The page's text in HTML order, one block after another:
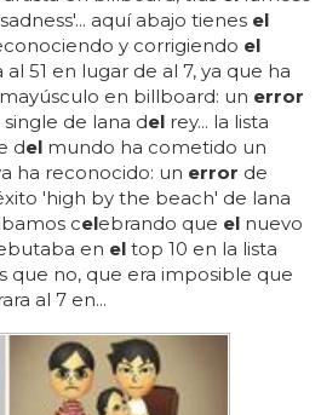
aquí abajo tienes el
y corrigiendo el
al 51 en lugar de al 7, ya que ha
en billboard: un error
de lana del rey... la lista
del mundo ha cometido un
ha reconocido: un error de
'high by the beach' de lana
celebrando que el nuevo
en el top 10 en la lista
que no, que era imposible que
al 7 en...